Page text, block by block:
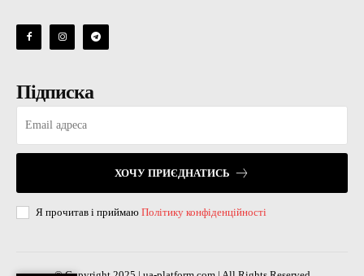
Підписка
ХОЧУ ПРИЄДНАТИСЬ
Я прочитав і приймаю Політику конфіденційності